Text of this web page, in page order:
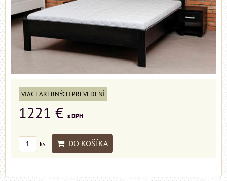
VIAC FAREBNÝCH PREVEDENÍ
1221 € s DPH
ks DO KOŠÍKA